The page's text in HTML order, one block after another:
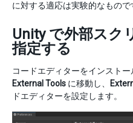
に対する適応は実験的なもので
Unity で外部スク
指定する
コードエディターをインストー
External Tools に移動し、
ドエディターを設定します。